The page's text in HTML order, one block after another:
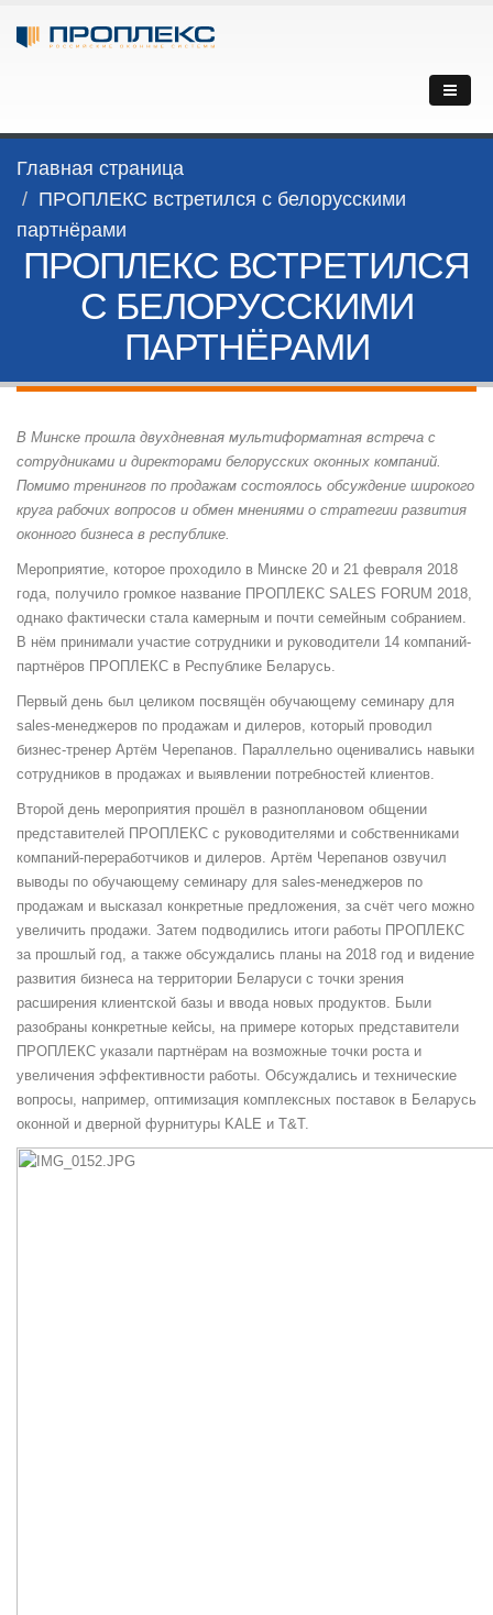
Главная страница
ПРОПЛЕКС встретился с белорусскими
партнёрами
ПРОПЛЕКС ВСТРЕТИЛСЯ
С БЕЛОРУССКИМИ
ПАРТНЁРАМИ
В Минске прошла двухдневная мультиформатная встреча с
сотрудниками и директорами белорусских оконных компаний.
Помимо тренингов по продажам состоялось обсуждение широкого
круга рабочих вопросов и обмен мнениями о стратегии развития
оконного бизнеса в республике.
Мероприятие, которое проходило в Минске 20 и 21 февраля 2018
года, получило громкое название ПРОПЛЕКС SALES FORUM 2018,
однако фактически стала камерным и почти семейным собранием.
В нём принимали участие сотрудники и руководители 14 компаний-
партнёров ПРОПЛЕКС в Республике Беларусь.
Первый день был целиком посвящён обучающему семинару для
sales-менеджеров по продажам и дилеров, который проводил
бизнес-тренер Артём Черепанов. Параллельно оценивались навыки
сотрудников в продажах и выявлении потребностей клиентов.
Второй день мероприятия прошёл в разноплановом общении
представителей ПРОПЛЕКС с руководителями и собственниками
компаний-переработчиков и дилеров. Артём Черепанов озвучил
выводы по обучающему семинару для sales-менеджеров по
продажам и высказал конкретные предложения, за счёт чего можно
увеличить продажи. Затем подводились итоги работы ПРОПЛЕКС
за прошлый год, а также обсуждались планы на 2018 год и видение
развития бизнеса на территории Беларуси с точки зрения
расширения клиентской базы и ввода новых продуктов. Были
разобраны конкретные кейсы, на примере которых представители
ПРОПЛЕКС указали партнёрам на возможные точки роста и
увеличения эффективности работы. Обсуждались и технические
вопросы, например, оптимизация комплексных поставок в Беларусь
оконной и дверной фурнитуры KALE и T&T.